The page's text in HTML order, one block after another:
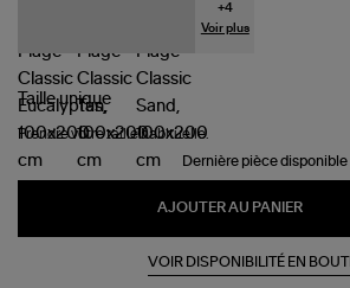
+4
Voir plus
Tailleunique
Prendre votre taille habituelle.
Dernière pièce disponible
AJOUTER AU PANIER
VOIR DISPONIBILITÉ EN